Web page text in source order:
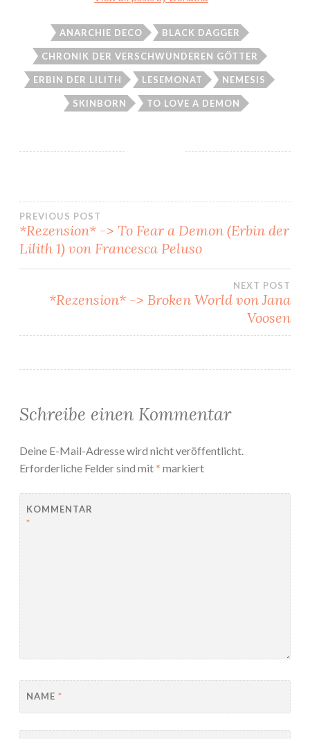
ANARCHIE DECO BLACK DAGGER
CHRONIK DER VERSCHWUNDEREN GÖTTER
ERBIN DER LILITH LESEMONAT NEMESIS
SKINBORN TO LOVE A DEMON
Beitragsnavigation
PREVIOUS POST
*Rezension* -> To Fear a Demon (Erbin der
Lilith 1) von Francesca Peluso
NEXT POST
*Rezension* -> Broken World von Jana
Voosen
Schreibe einen Kommentar
Deine E-Mail-Adresse wird nicht veröffentlicht.
Erforderliche Felder sind mit* markiert
KOMMENTAR
*
NAME *